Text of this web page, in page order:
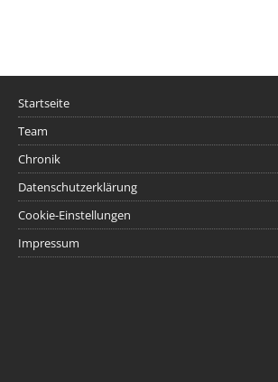
Startseite
Team
Chronik
Datenschutzerklärung
Cookie-Einstellungen
Impressum